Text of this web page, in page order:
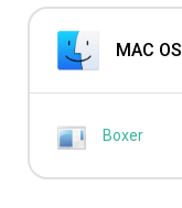
MAC OS
Boxer